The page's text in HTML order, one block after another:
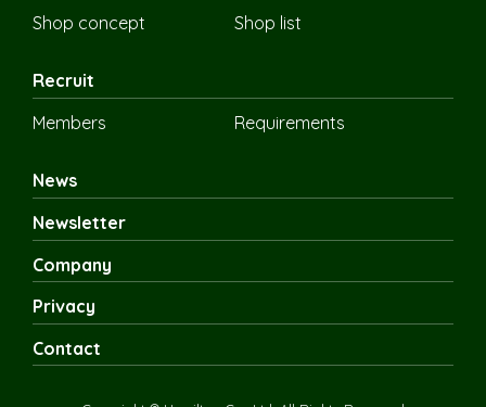
Shop concept
Shop list
Recruit
Members
Requirements
News
Newsletter
Company
Privacy
Contact